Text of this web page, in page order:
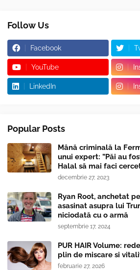
Follow Us
Facebook
YouTube
LinkedIn
Popular Posts
Mână criminală la
unui expert: ”Păi au
Halal să mai faci
decembrie 27, 2023
Ryan Root, anchetat
asasinat asupra lui
niciodată cu o armă
septembrie 17, 2024
PUR HAIR Volume:
plin de miscare si
februarie 27, 2026